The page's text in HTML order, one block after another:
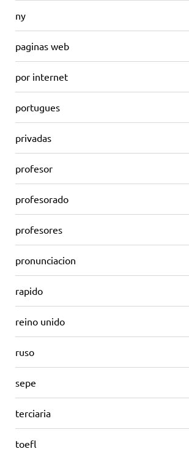
ny
paginas web
por internet
portugues
privadas
profesor
profesorado
profesores
pronunciacion
rapido
reino unido
ruso
sepe
terciaria
toefl